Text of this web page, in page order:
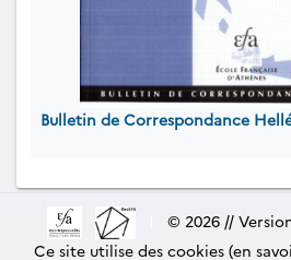
Bulletin de Correspondance
© 2026 //
Ce site utilise des cookies (en